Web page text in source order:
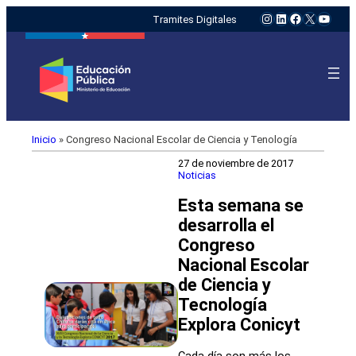
Tramites Digitales Instagram
LinkedIn
Facebook
X
Inicio » Congreso Nacional Escolar de Ciencia y Tenología
27 de noviembre de 2017
Noticias
Esta semana se
desarrolla el
Congreso
Nacional Escolar
de Ciencia y
Tecnología
Explora Conicyt